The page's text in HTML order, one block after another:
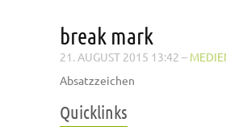
break mark
21. AUGUST 2015 13:42 –
Absatzzeichen
Quicklinks